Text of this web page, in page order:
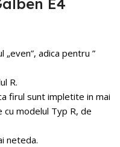
„even”, adica pentru ”
R.
firul sunt impletite in mai
modelul Typ R, de
neteda.